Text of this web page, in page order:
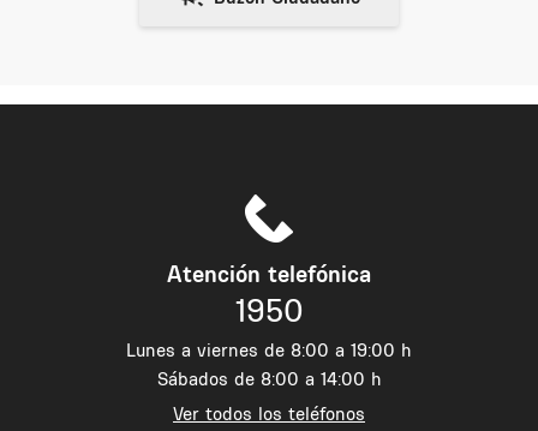
Atención telefónica
1950
Lunes a viernes de 8:00 a 19:00 h
Sábados de 8:00 a 14:00 h
Ver todos los teléfonos